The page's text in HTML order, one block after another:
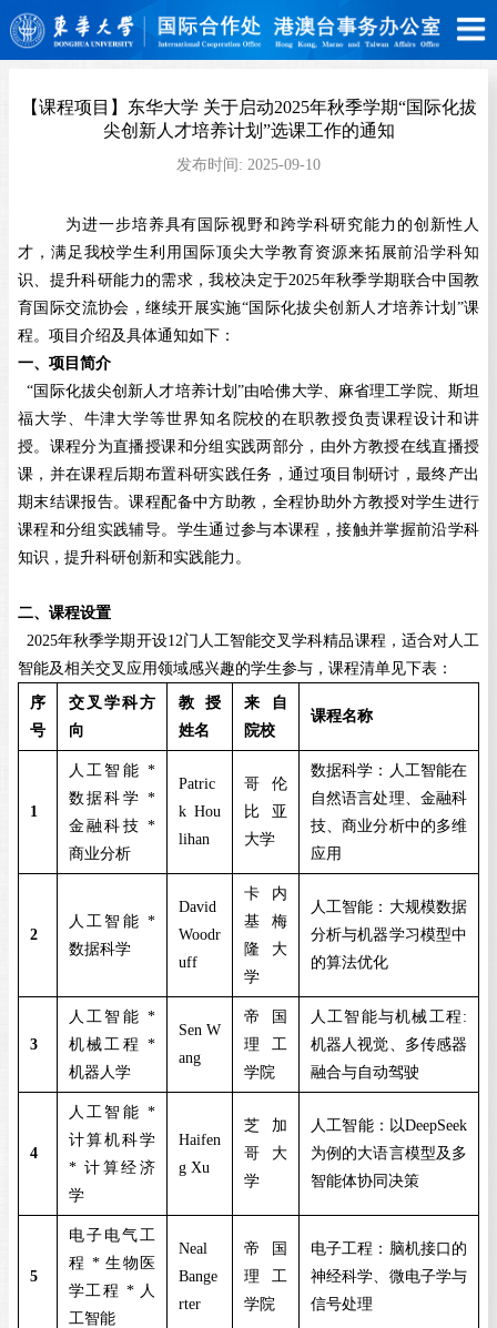
【课程项目】东华大学 关于启动2025年秋季学期“国际化拔
尖创新人才培养计划”选课工作的通知
发布时间: 2025-09-10
为进一步培养具有国际视野和跨学科研究能力的创新性人
才，满足我校学生利用国际顶尖大学教育资源来拓展前沿学科知
识、提升科研能力的需求，我校决定于2025年秋季学期联合中国教
育国际交流协会，继续开展实施“国际化拔尖创新人才培养计划”课
程。项目介绍及具体通知如下：
一、项目简介
“国际化拔尖创新人才培养计划”由哈佛大学、麻省理工学院、斯坦
福大学、牛津大学等世界知名院校的在职教授负责课程设计和讲
授。课程分为直播授课和分组实践两部分，由外方教授在线直播授
课，并在课程后期布置科研实践任务，通过项目制研讨，最终产出
期末结课报告。课程配备中方助教，全程协助外方教授对学生进行
课程和分组实践辅导。学生通过参与本课程，接触并掌握前沿学科
知识，提升科研创新和实践能力。
二、课程设置
2025年秋季学期开设12门人工智能交叉学科精品课程，适合对人工
智能及相关交叉应用领域感兴趣的学生参与，课程清单见下表：
序
号
交叉学科方
向
教授
姓名
来自
院校
课程名称
1
人工智能 *
数据科学 *
金融科技 *
商业分析
Patric
k Hou
lihan
哥伦
比亚
大学
数据科学：人工智能在
自然语言处理、金融科
技、商业分析中的多维
应用
2
人工智能 *
数据科学
David
Woodr
uff
卡内
基梅
隆大
学
人工智能：大规模数据
分析与机器学习模型中
的算法优化
3
人工智能 *
机械工程 *
机器人学
Sen W
ang
帝国
理工
学院
人工智能与机械工程:
机器人视觉、多传感器
融合与自动驾驶
4
人工智能 *
计算机科学
* 计算经济
学
Haifen
g Xu
芝加
哥大
学
人工智能：以DeepSeek
为例的大语言模型及多
智能体协同决策
5
电子电气工
程 *生物医
学工程 * 人
工智能
Neal
Bange
rter
帝国
理工
学院
电子工程：脑机接口的
神经科学、微电子学与
信号处理